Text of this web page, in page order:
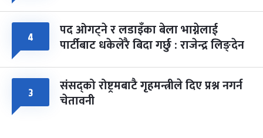
४ पद ओगट्ने र लडाइँका बेला भाग्नेलाई
पार्टीबाट धकेलेरै बिदा गर्छु : राजेन्द्र लिङ्देन
३ संसद्को रोष्ट्रमबाटै गृहमन्त्रीले दिए प्रश्न नगर्न
चेतावनी